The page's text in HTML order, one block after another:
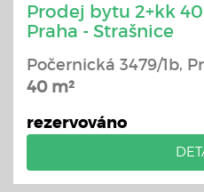
Prodej bytu 2+kk
Praha - Strašnice
Počernická 3479/1b,
40 m²
rezervováno